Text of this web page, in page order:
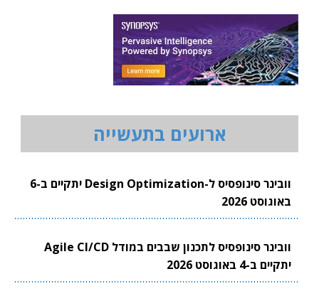
ארועים בתעשייה
וובינר סינופסיס ל-Design Optimization יתקיים ב-6
באוגוסט 2026
וובינר סינופסיס לתכנון שבבים במודל Agile CI/CD
יתקיים ב-4 באוגוסט 2026